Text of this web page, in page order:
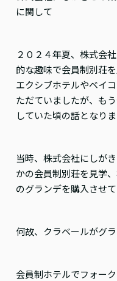
に関して
２０２４年夏、株式会
的な趣味で会員制別荘
エクシブホテルやベイ
ただていましたが、も
していた頃の話となりま
当時、株式会社にしが
かの会員制別荘を見学
のグランデを購入させ
何故、クラベールがグ
会員制ホテルでフォー